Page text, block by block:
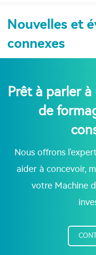
Nouvelles et
connexes
Prêt à parler
de
Nous offrons
aider à concevoir,
votre Machine